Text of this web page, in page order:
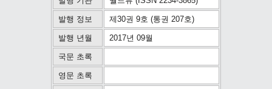
발행 정보 제30권 9호 (통권 207호)
발행 년월 2017년 09월
국문 초록
영문 초록